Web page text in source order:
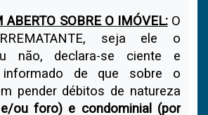
ABERTO SOBRE O IMÓVEL:O
seja ele o
não, declara-se ciente e
informado de que sobre o
pender débitos de natureza
ou foro) e condominial (por